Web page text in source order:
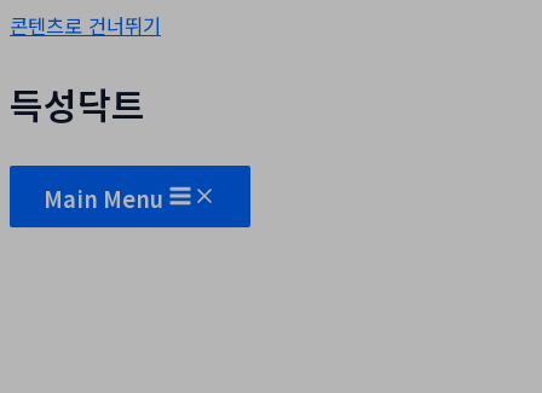
콘텐츠로 건너뛰기
득성닥트
Main Menu